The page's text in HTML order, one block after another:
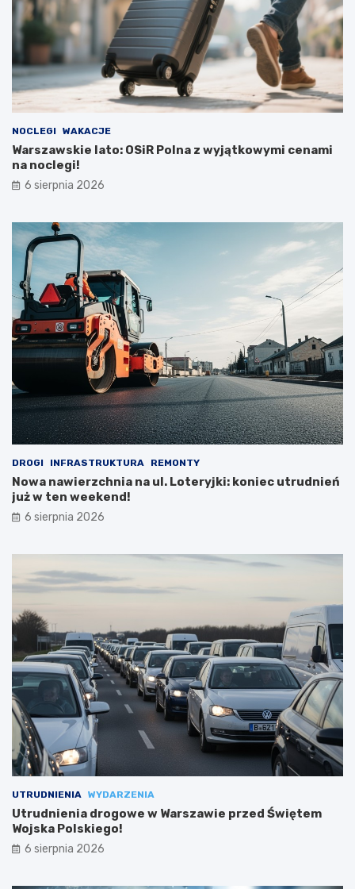
NOCLEGI WAKACJE
Warszawskie lato: OSiR Polna z wyjątkowymi cenami
na noclegi!
6 sierpnia 2026
DROGI INFRASTRUKTURA REMONTY
Nowa nawierzchnia na ul. Loteryjki: koniec utrudnień
już w ten weekend!
6 sierpnia 2026
UTRUDNIENIA WYDARZENIA
Utrudnienia drogowe w Warszawie przed Świętem
Wojska Polskiego!
6 sierpnia 2026